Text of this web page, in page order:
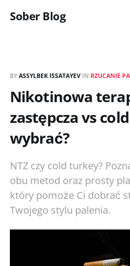
Sober Blog
BYASSYLBEK ISSATAYEV IN RZUCANIE
Nikotinowa
zastępcza vs
wybrać?
NTZ czy cold turkey?
obu metod oraz prosty
który pomoże Ci dobrać
Twojego stylu palenia.